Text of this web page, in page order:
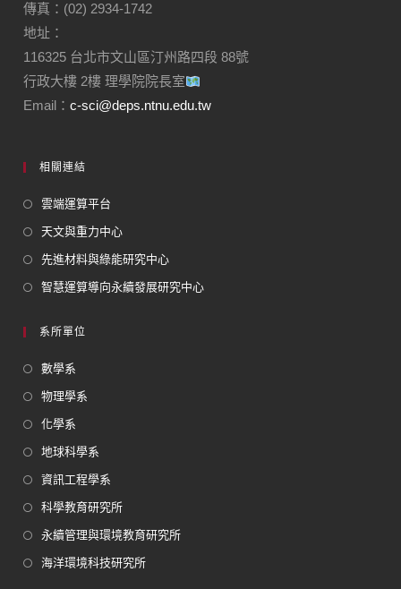
傳真：(02) 2934-1742
地址：
116325 台北市文山區汀州路四段 88號
行政大樓 2樓 理學院院長室
Email：c-sci@deps.ntnu.edu.tw
相關連結
雲端運算平台
天文與重力中心
先進材料與綠能研究中心
智慧運算導向永續發展研究中心
系所單位
數學系
物理學系
化學系
地球科學系
資訊工程學系
科學教育研究所
永續管理與環境教育研究所
海洋環境科技研究所